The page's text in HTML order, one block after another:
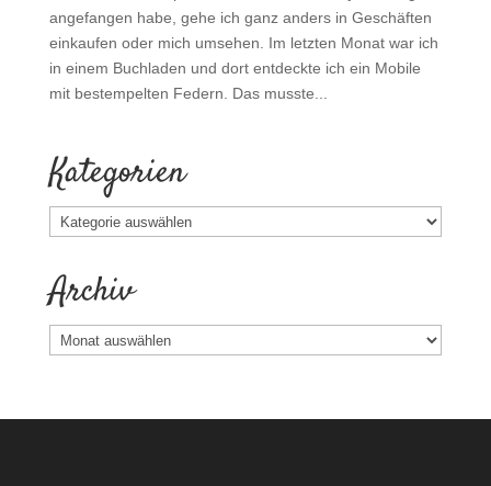
angefangen habe, gehe ich ganz anders in Geschäften
einkaufen oder mich umsehen. Im letzten Monat war ich
in einem Buchladen und dort entdeckte ich ein Mobile
mit bestempelten Federn. Das musste...
Kategorien
Kategorien
Archiv
Archiv